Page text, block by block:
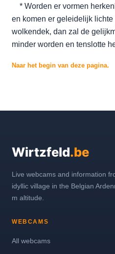
* Worden er vormen
en komen er geleidelijk
wolkendek, dan zal de
minder worden en tenslotte
Naar het begin van deze pagina.
Wirtzfeld.be
Live webcams and information
idyllic village in the Belgian
m altitude.
WEBCAMS
All webcams